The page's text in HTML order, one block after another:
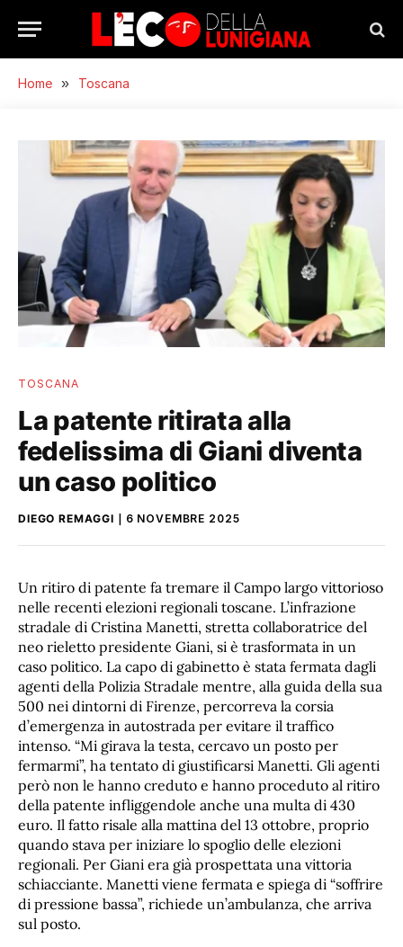
Home » Toscana
TOSCANA
La patente ritirata alla
fedelissima di Giani diventa
un caso politico
DIEGO REMAGGI 6 NOVEMBRE 2025
Un ritiro di patente fa tremare il Campo largo vittorioso
nelle recenti elezioni regionali toscane. L’infrazione
stradale di Cristina Manetti, stretta collaboratrice del
neo rieletto presidente Giani, si è trasformata in un
caso politico. La capo di gabinetto è stata fermata dagli
agenti della Polizia Stradale mentre, alla guida della sua
500 nei dintorni di Firenze, percorreva la corsia
d’emergenza in autostrada per evitare il traffico
intenso. “Mi girava la testa, cercavo un posto per
fermarmi”, ha tentato di giustificarsi Manetti. Gli agenti
però non le hanno creduto e hanno proceduto al ritiro
della patente infliggendole anche una multa di 430
euro. Il fatto risale alla mattina del 13 ottobre, proprio
quando stava per iniziare lo spoglio delle elezioni
regionali. Per Giani era già prospettata una vittoria
schiacciante. Manetti viene fermata e spiega di “soffrire
di pressione bassa”, richiede un’ambulanza, che arriva
sul posto.